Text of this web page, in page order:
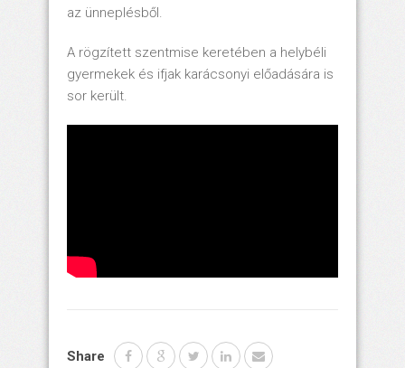
az ünneplésből.
A rögzített szentmise keretében a helybéli
gyermekek és ifjak karácsonyi előadására is
sor került.
Share